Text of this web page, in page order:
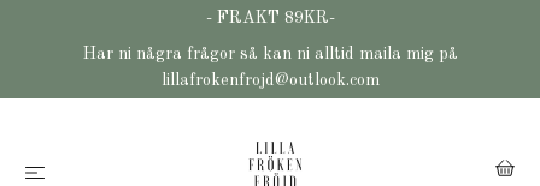
- FRAKT 89KR-
Har ni några frågor så kan ni alltid maila mig på
lillafrokenfrojd@outlook.com